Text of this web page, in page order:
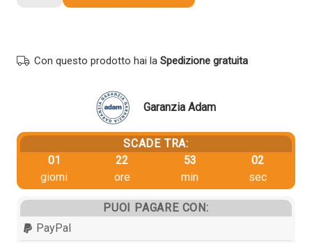
quantità
Con questo prodotto hai la Spedizione gratuita
Garanzia Adam
SCADE TRA:
01
giorni
22
ore
53
min
02
sec
PUOI PAGARE CON:
PayPal